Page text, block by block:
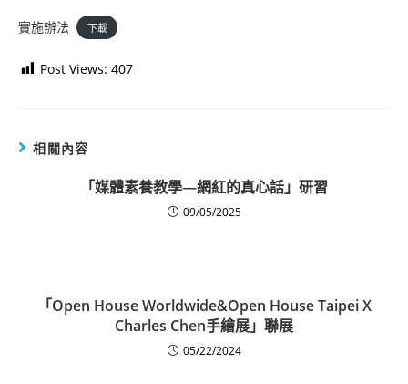
實施辦法 下載
Post Views: 407
相關內容
「媒體素養教學—網紅的真心話」研習
09/05/2025
「Open House Worldwide&Open House Taipei X
Charles Chen手繪展」聯展
05/22/2024